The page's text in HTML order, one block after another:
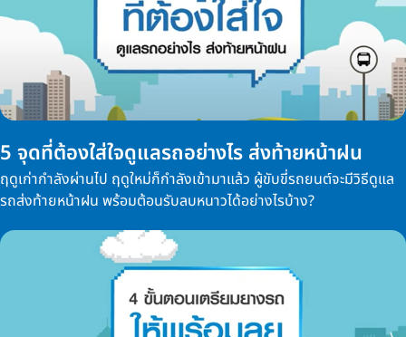
5 จุดที่ต้องใส่ใจดูแลรถอย่างไร ส่งท้ายหน้าฝน
ฤดูเก่ากำลังผ่านไป ฤดูใหม่ก็กำลังเข้ามาแล้ว ผู้ขับขี่รถยนต์จะมีวิธีดูแล
รถส่งท้ายหน้าฝน พร้อมต้อนรับลบหนาวได้อย่างไรบ้าง?